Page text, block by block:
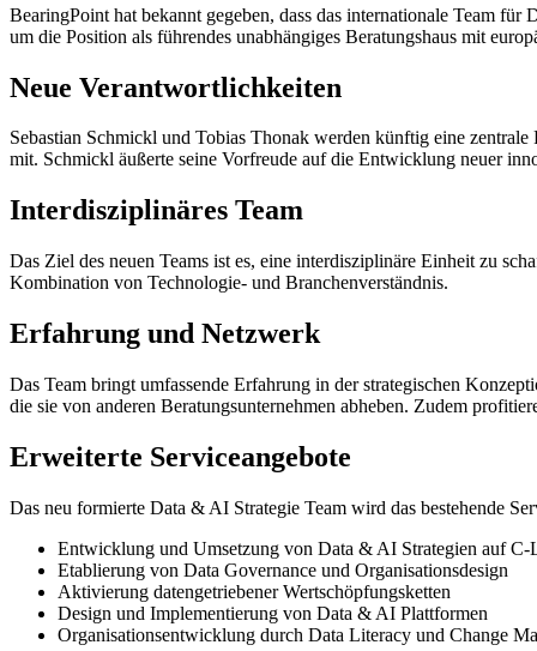
BearingPoint hat bekannt gegeben, dass das internationale Team
um die Position als führendes unabhängiges Beratungshaus mit
Neue Verantwortlichkeiten
Sebastian Schmickl und Tobias Thonak werden künftig eine
mit. Schmickl äußerte seine Vorfreude auf die Entwicklung neuer
Interdisziplinäres Team
Das Ziel des neuen Teams ist es, eine interdisziplinäre Einheit zu
Kombination von Technologie- und Branchenverständnis.
Erfahrung und Netzwerk
Das Team bringt umfassende Erfahrung in der strategischen
die sie von anderen Beratungsunternehmen abheben. Zudem
Erweiterte Serviceangebote
Das neu formierte Data & AI Strategie Team wird das bestehende
Entwicklung und Umsetzung von Data & AI Strategien auf C-
Etablierung von Data Governance und Organisationsdesign
Aktivierung datengetriebener Wertschöpfungsketten
Design und Implementierung von Data & AI Plattformen
Organisationsentwicklung durch Data Literacy und Change